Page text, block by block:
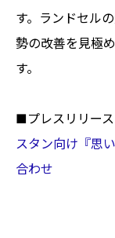
す。ランドセル
勢の改善を見極
す。
■プレスリリー
スタン向け『思
合わせ